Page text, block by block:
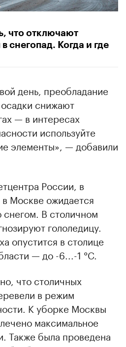
что отключают
снегопад. Когда и где
день, преобладание
снижают
— в интересах
используйте
элементы», — добавили
России, в
в Москве ожидается
снегом. В столичном
гололедицу.
опустится в столице
— до -6...-1 °С.
что столичных
в режим
К уборке Москвы
максимальное
Также была проведена